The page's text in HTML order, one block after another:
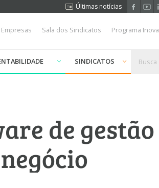
Últimas notícias
Empresas Sala dos Sindicatos Programa Inova
SINDICATOS
de gestão